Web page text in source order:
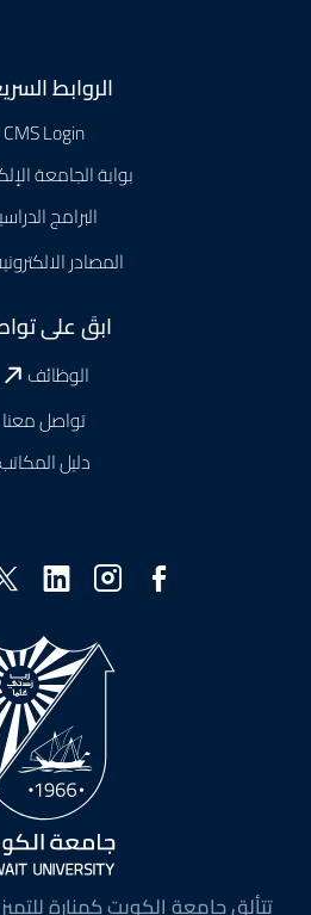
تتألق جامعة الكويت كمنارة
الروابط
CMS Login
بوابة الجامعة
البرامج
المصادر
ابقَ على
الوظائف
تواصل معنا
دليل المكاتب